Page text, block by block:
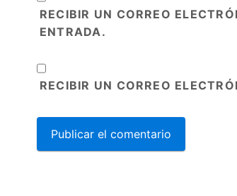
RECIBIR UN CORREO
ENTRADA.
RECIBIR UN CORREO